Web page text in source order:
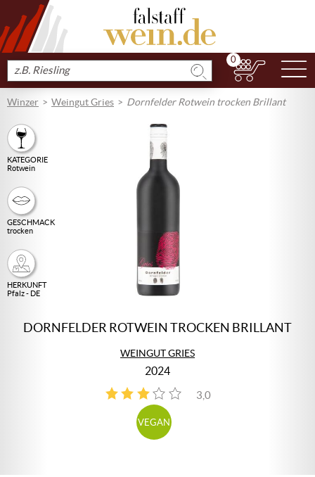
Produkt
suchen
0
Winzer Weingut Gries Dornfelder Rotwein trocken Brillant
KATEGORIE
Rotwein
GESCHMACK
trocken
HERKUNFT
Pfalz - DE
DORNFELDER ROTWEIN TROCKEN BRILLANT
WEINGUT GRIES
2024
3,0
1
VEGAN